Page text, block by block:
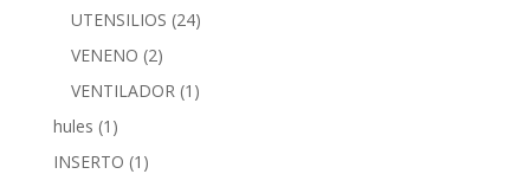
UTENSILIOS (24)
VENENO (2)
VENTILADOR (1)
hules (1)
INSERTO (1)